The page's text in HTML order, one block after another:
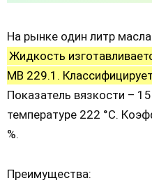
На рынке один литр
Жидкость
МВ 229.1.
Показатель вязкости –
температуре 222 °С.
%.
Преимущества: